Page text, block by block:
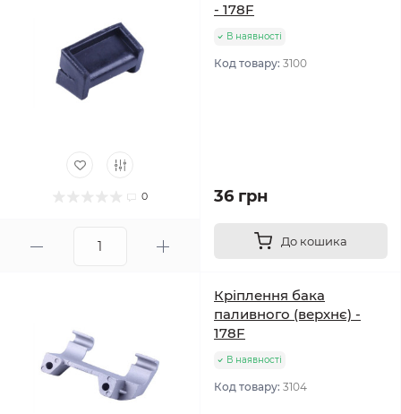
0
- 178F
В наявності
Код товару: 3100
36 грн
До кошика
Кріплення бака
паливного (верхнє) -
178F
В наявності
Код товару: 3104